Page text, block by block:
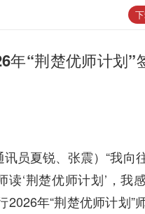
年“荆楚优师计划”
员夏锐、张震）“我向
‘荆楚优师计划’，我
年“荆楚优师计划”